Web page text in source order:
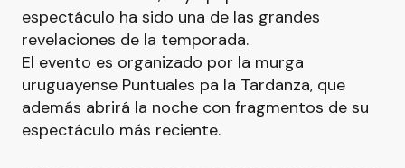
espectáculo ha sido una de las grandes
revelaciones de la temporada.
El evento es organizado por la murga
uruguayense Puntuales pa la Tardanza, que
además abrirá la noche con fragmentos de su
espectáculo más reciente.